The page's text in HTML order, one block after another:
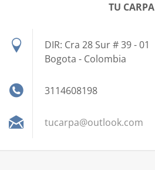
TU CARPA
DIR: Cra 28 Sur # 39 - 01
Bogota - Colombia
3114608198
tucarpa@outlook.com